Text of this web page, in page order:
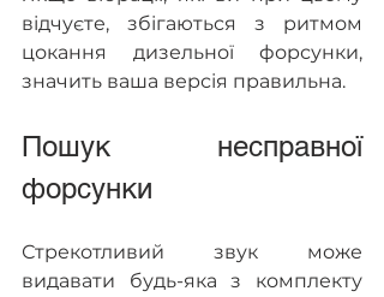
відчуєте, збігаються з ритмом
цокання дизельної форсунки,
значить ваша версія правильна.
Пошук несправної
форсунки
Стрекотливий звук може
видавати будь-яка з комплекту